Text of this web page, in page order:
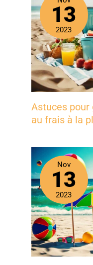
13
2023
Astuces
au frais à la
Nov
13
2023